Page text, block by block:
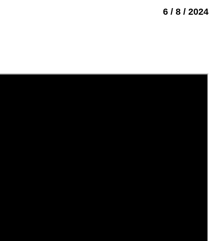
2024 / 8 / 6